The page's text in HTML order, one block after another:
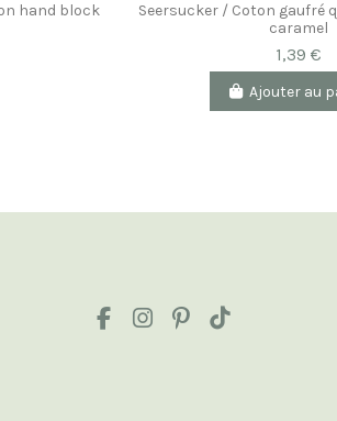
hand block
Seersucker / Coton gaufré
caramel
1,39 €
Ajouter au